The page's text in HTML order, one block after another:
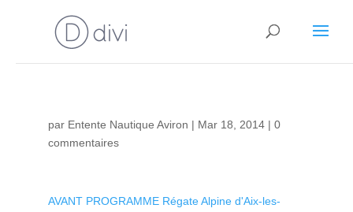
par Entente Nautique Aviron | Mar 18, 2014| 0
commentaires
AVANT PROGRAMME Régate Alpine d'Aix-les-